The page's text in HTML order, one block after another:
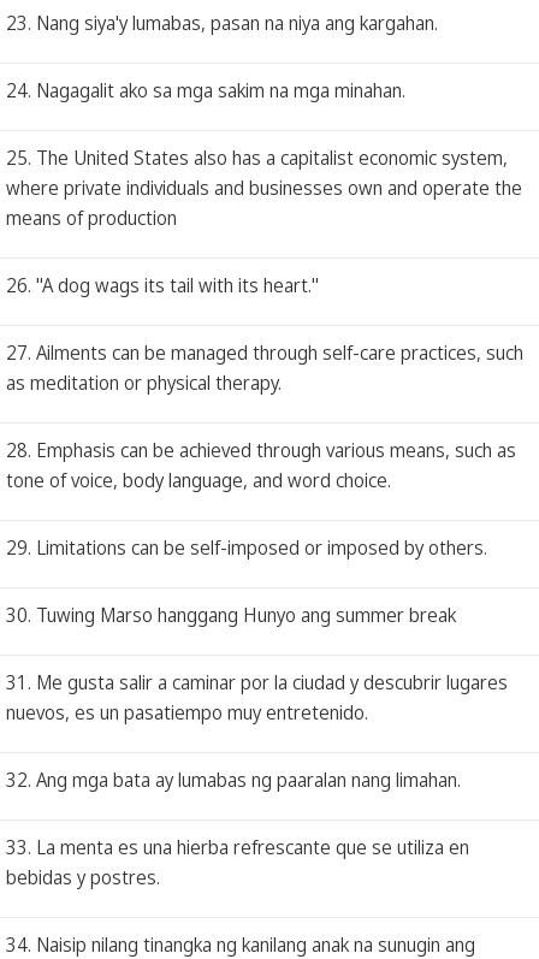
23. Nang siya'y lumabas, pasan na niya ang kargahan.
24. Nagagalit ako sa mga sakim na mga minahan.
25. The United States also has a capitalist economic system,
where private individuals and businesses own and operate the
means of production
26. "A dog wags its tail with its heart."
27. Ailments can be managed through self-care practices, such
as meditation or physical therapy.
28. Emphasis can be achieved through various means, such as
tone of voice, body language, and word choice.
29. Limitations can be self-imposed or imposed by others.
30. Tuwing Marso hanggang Hunyo ang summer break
31. Me gusta salir a caminar por la ciudad y descubrir lugares
nuevos, es un pasatiempo muy entretenido.
32. Ang mga bata ay lumabas ng paaralan nang limahan.
33. La menta es una hierba refrescante que se utiliza en
bebidas y postres.
34. Naisip nilang tinangka ng kanilang anak na sunugin ang